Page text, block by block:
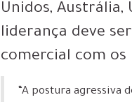
Unidos, Austrália,
liderança deve
comercial com os
“A postura agressiva